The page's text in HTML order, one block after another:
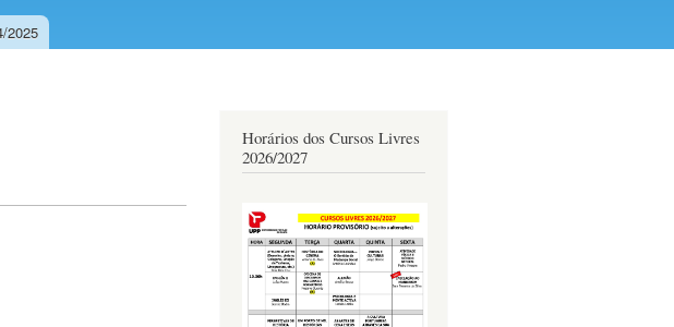
2025
Horários dos Cursos Livres
2026/2027